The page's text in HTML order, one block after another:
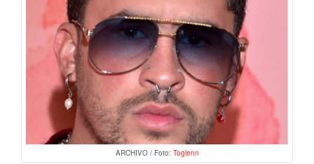
ARCHIVO / Foto: Toglenn